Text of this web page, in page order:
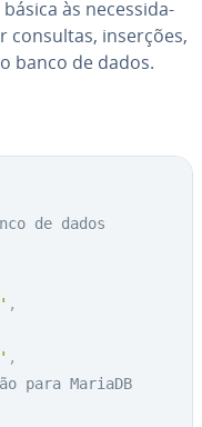
às ne­ces­si­da­
consultas, inserções,
banco de dados.
de dados
,
,
para MariaDB